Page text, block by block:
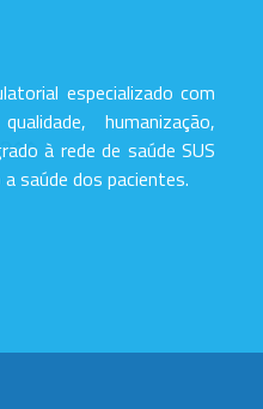
especializado com
humanização,
à rede de saúde SUS
saúde dos pacientes.